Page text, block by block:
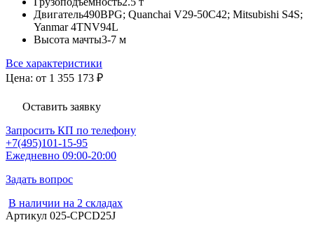
Двигатель490BPG; Quanchai V29-50C42; Mitsubishi S4S;
Yanmar 4TNV94L
Высота мачты3-7 м
Все характеристики
Цена: от 1 355 173 ₽
Оставить заявку
Запросить КП по телефону
+7(495)101-15-95
Ежедневно 09:00-20:00
Задать вопрос
В наличии на 2 складах
Артикул 025-CPCD25J